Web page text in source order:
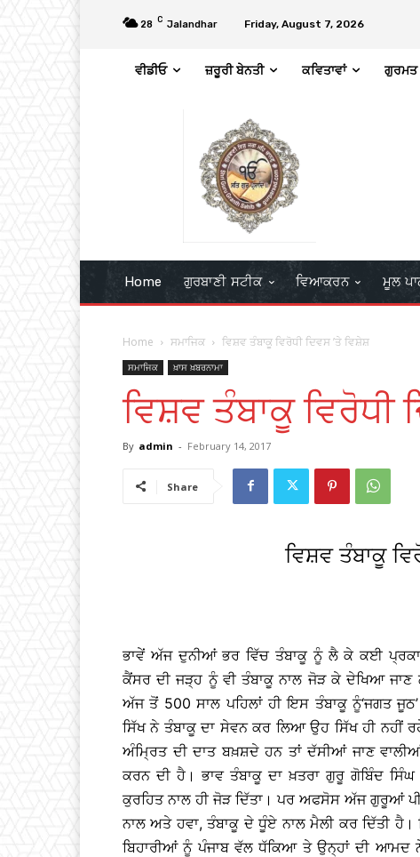
28 C Jalandhar Friday, August 7, 2026
ਵੀਡੀਓ ਜ਼ਰੂਰੀ ਬੇਨਤੀ ਕਵਿਤਾਵਾਂ ਗੁਰਮਤ
Home ਗੁਰਬਾਣੀ ਸਟੀਕ ਵਿਆਕਰਨ ਮੂਲ
Home ਸਮਾਜਿਕ ਵਿਸ਼ਵ ਤੰਬਾਕੂ ਵਿਰੋਧੀ ਦਿਵਸ ’ਤੇ ਵਿਸ਼ੇਸ਼
ਸਮਾਜਿਕ ਖ਼ਾਸ ਖ਼ਬਰਨਾਮਾ
ਵਿਸ਼ਵ ਤੰਬਾਕੂ ਵਿਰੋਧੀ
By admin - February 14, 2017
Share
ਵਿਸ਼ਵ ਤੰਬਾਕੂ
ਭਾਵੇਂ ਅੱਜ ਦੁਨੀਆਂ ਭਰ ਵਿੱਚ ਤੰਬਾਕੂ ਨੂੰ ਲੈ ਕੇ ਕਈ
ਕੈਂਸਰ ਦੀ ਜੜ੍ਹ ਨੂੰ ਵੀ ਤੰਬਾਕੂ ਨਾਲ ਜੋੜ ਕੇ ਦੇਖਿਆ ਜਾਣ
ਅੱਜ ਤੋਂ 500 ਸਾਲ ਪਹਿਲਾਂ ਹੀ ਇਸ ਤੰਬਾਕੂ ਨੂੰ‘ਜਗਤ
ਸਿੱਖ ਨੇ ਤੰਬਾਕੂ ਦਾ ਸੇਵਨ ਕਰ ਲਿਆ ਉਹ ਸਿੱਖ ਹੀ ਨਹੀਂ
ਅੰਮਿ੍ਰਤ ਦੀ ਦਾਤ ਬਖ਼ਸ਼ਦੇ ਹਨ ਤਾਂ ਦੱਸੀਆਂ ਜਾਣ
ਕਰਨ ਦੀ ਹੈ। ਭਾਵ ਤੰਬਾਕੂ ਦਾ ਖ਼ਤਰਾ ਗੁਰੂ ਗੋਬਿੰਦ
ਕੁਰਹਿਤ ਨਾਲ ਹੀ ਜੋੜ ਦਿੱਤਾ। ਪਰ ਅਫਸੋਸ ਅੱਜ ਗੁਰੂਆਂ
ਨਾਲ ਅਤੇ ਹਵਾ, ਤੰਬਾਕੂ ਦੇ ਧੂੰਏ ਨਾਲ ਮੈਲੀ ਕਰ ਦਿੱਤੀ
ਬਿਹਾਰੀਆਂ ਨੂੰ ਪੰਜਾਬ ਵੱਲ ਧੱਕਿਆ ਤੇ ਉਨ੍ਹਾਂ ਦੀ ਆਮਦ